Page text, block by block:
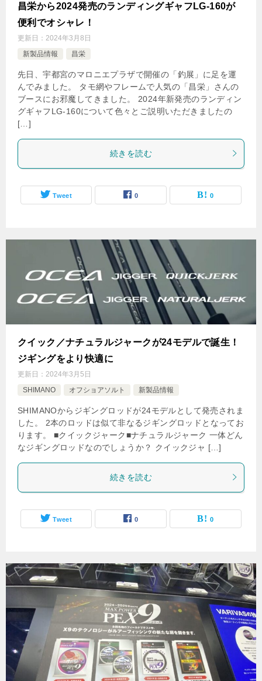
昌栄から2024発売のランディングギャフLG-160が
便利でオシャレ！
更新日： 2024年3月8日
新製品情報
昌栄
先日、宇都宮のマロニエプラザで開催の「釣展」に足を運
んでみました。 タモ網やフレームで人気の「昌栄」さんの
ブースにお邪魔してきました。 2024年新発売のランディン
グギャフLG-160について色々とご説明いただきましたの
[…]
続きを読む
Tweet 0 0
クイック／ナチュラルジャークが24モデルで誕生！
ジギングをより快適に
更新日： 2024年3月5日
SHIMANO
オフショアソルト 新製品情報
SHIMANOからジギングロッドが24モデルとして発売されま
した。 2本のロッドは似て非なるジギングロッドとなってお
ります。 ■クイックジャーク■ナチュラルジャーク 一体どん
なジギングロッドなのでしょうか？ クイックジャ […]
続きを読む
Tweet 0 0